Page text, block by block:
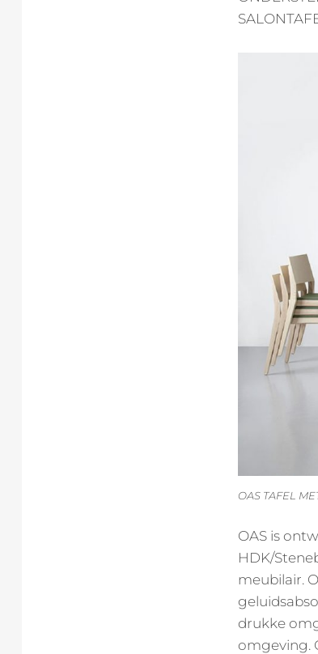
OAS TAFEL
OAS is
HDK/
meubilair.
drukke
omgeving.